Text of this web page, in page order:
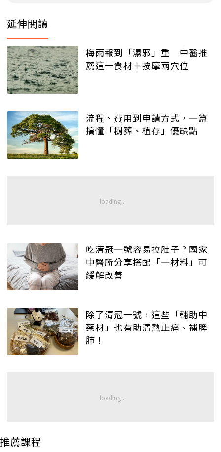
延伸閱讀
梅雨報到「濕邪」重 中醫推
薦這一食材＋按摩兩穴位
流程、費用到申請方式，一篇
搞懂「樹葬、植存」優缺點
吃清冠一號容易拉肚子？國家
中醫所分享搭配「一材料」可
緩解改善
除了清冠一號，這些「輔助中
藥材」也有助清熱止痛、補脾
肺！
推薦課程